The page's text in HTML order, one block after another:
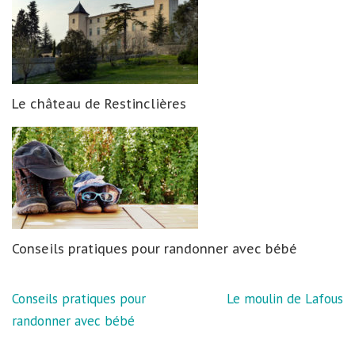
Le château de Restinclières
Conseils pratiques pour randonner avec bébé
Navigation
de
Conseils pratiques pour
randonner avec bébé
Le moulin de Lafous